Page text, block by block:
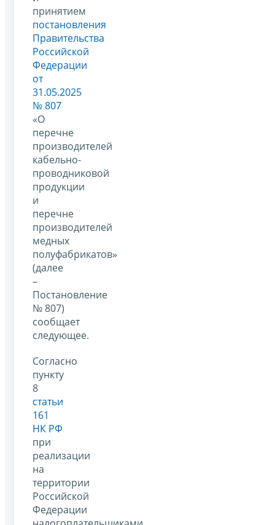
принятием
постановления
Правительства
Российской
Федерации
от
31.05.2025
№ 807
«О
перечне
производителей
кабельно-
проводниковой
продукции
и
перечне
производителей
медных
полуфабрикатов»
(далее
–
Постановление
№ 807)
сообщает
следующее.
Согласно
пункту
8
статьи
161
НК РФ
при
реализации
на
территории
Российской
Федерации